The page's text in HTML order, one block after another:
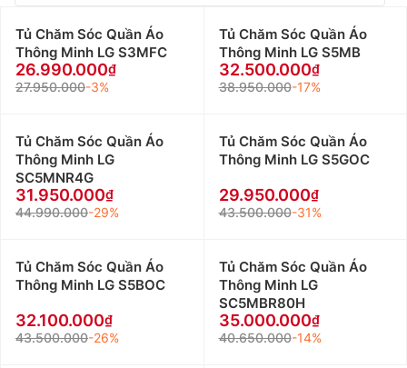
Tủ Chăm Sóc Quần Áo
Thông Minh LG S3MFC
26.990.000
27.950.000-3%
Tủ Chăm Sóc Quần Áo
Thông Minh LG S5MB
32.500.000
38.950.000-17%
Tủ Chăm Sóc Quần Áo
Thông Minh LG
SC5MNR4G
31.950.000
44.990.000-29%
Tủ Chăm Sóc Quần Áo
Thông Minh LG S5GOC
29.950.000
43.500.000-31%
Tủ Chăm Sóc Quần Áo
Thông Minh LG S5BOC
32.100.000
43.500.000-26%
Tủ Chăm Sóc Quần Áo
Thông Minh LG
SC5MBR80H
35.000.000
40.650.000-14%